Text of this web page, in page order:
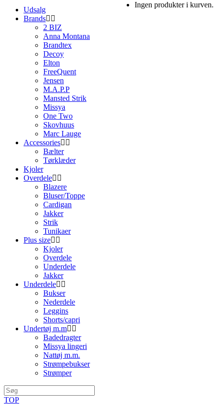
Ingen produkter i kurven.
Udsalg
Brands
2 BIZ
Anna Montana
Brandtex
Decoy
Elton
FreeQuent
Jensen
M.A.P.P
Mansted Strik
Missya
One Two
Skovhuus
Marc Lauge
Accessories
Bælter
Tørklæder
Kjoler
Overdele
Blazere
Bluser/Toppe
Cardigan
Jakker
Strik
Tunikaer
Plus size
Kjoler
Overdele
Underdele
Jakker
Underdele
Bukser
Nederdele
Leggins
Shorts/capri
Undertøj m.m
Badedragter
Missya lingeri
Nattøj m.m.
Strømpebukser
Strømper
TOP